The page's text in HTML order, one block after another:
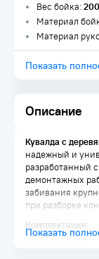
Описание
Вес бойка:
Материал
Материал
Показать
Кувалда с
надежный и
разработанный
демонтажных
забивания
при разборке
Комплектация: